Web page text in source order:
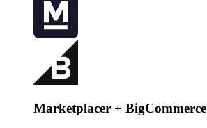
Marketplacer + BigCommerce